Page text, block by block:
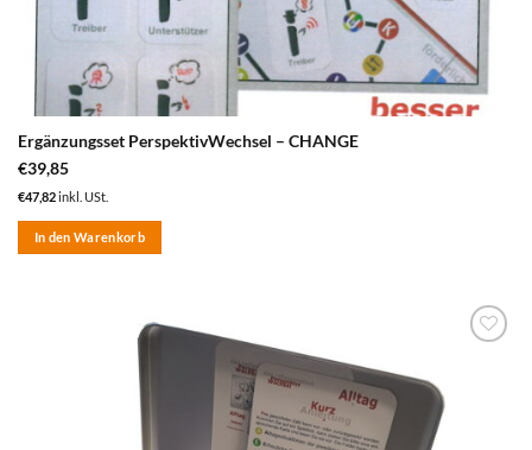
Ergänzungsset PerspektivWechsel – CHANGE
€39,85
€47,82inkl. USt.
In den Warenkorb
hinzufügen